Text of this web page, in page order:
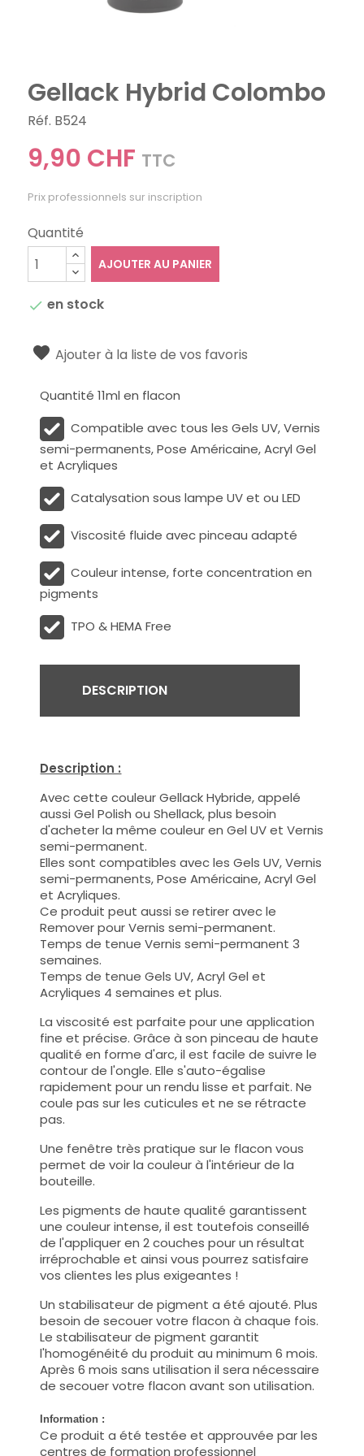
Gellack Hybrid Colombo
Réf. B524
9,90 CHF TTC
Prix professionnels sur inscription
Quantité
AJOUTER AU PANIER
 en stock
Ajouter à la liste de vos favoris
Quantité 11ml en flacon
Compatible avec tous les Gels UV, Vernis
semi-permanents, Pose Américaine, Acryl Gel
et Acryliques
Catalysation sous lampe UV et ou LED
Viscosité fluide avec pinceau adapté
Couleur intense, forte concentration en
pigments
TPO & HEMA Free
DESCRIPTION
Description :
Avec cette couleur Gellack Hybride, appelé
aussi Gel Polish ou Shellack, plus besoin
d'acheter la même couleur en Gel UV et Vernis
semi-permanent.
Elles sont compatibles avec les Gels UV, Vernis
semi-permanents, Pose Américaine, Acryl Gel
et Acryliques.
Ce produit peut aussi se retirer avec le
Remover pour Vernis semi-permanent.
Temps de tenue Vernis semi-permanent 3
semaines.
Temps de tenue Gels UV, Acryl Gel et
Acryliques 4 semaines et plus.
La viscosité est parfaite pour une application
fine et précise. Grâce à son pinceau de haute
qualité en forme d'arc, il est facile de suivre le
contour de l'ongle. Elle s'auto-égalise
rapidement pour un rendu lisse et parfait. Ne
coule pas sur les cuticules et ne se rétracte
pas.
Une fenêtre très pratique sur le flacon vous
permet de voir la couleur à l'intérieur de la
bouteille.
Les pigments de haute qualité garantissent
une couleur intense, il est toutefois conseillé
de l'appliquer en 2 couches pour un résultat
irréprochable et ainsi vous pourrez satisfaire
vos clientes les plus exigeantes !
Un stabilisateur de pigment a été ajouté. Plus
besoin de secouer votre flacon à chaque fois.
Le stabilisateur de pigment garantit
l'homogénéité du produit au minimum 6 mois.
Après 6 mois sans utilisation il sera nécessaire
de secouer votre flacon avant son utilisation.
Information :
Ce produit a été testée et approuvée par les
centres de formation professionnel